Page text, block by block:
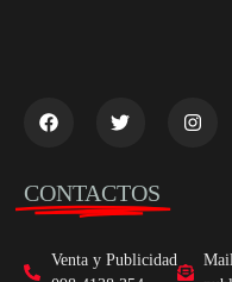
CONTACTOS
Venta y Publicidad
Mail